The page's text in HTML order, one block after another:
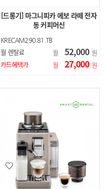
[드롱기] 마그니피카 에보 라떼 전자
동 커피머신
KRECAM290.81.TB
월 렌탈료 월 52,000 원
카드혜택가
월 27,000 원